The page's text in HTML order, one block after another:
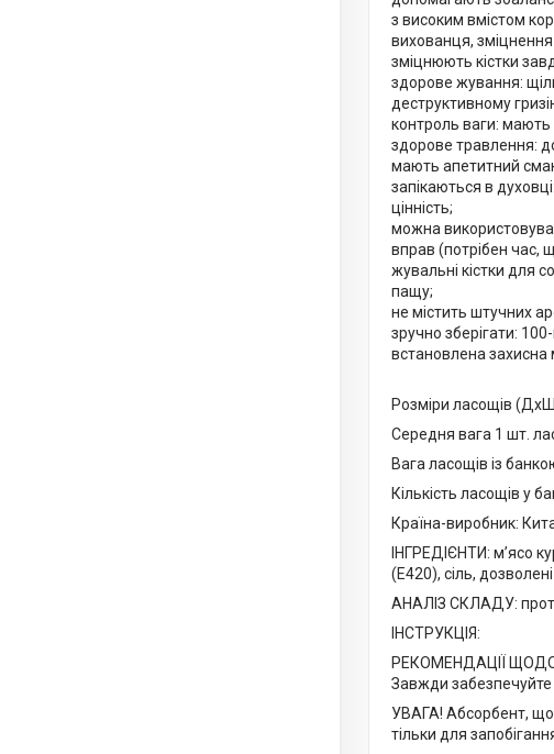
з високим вмістом
вихованця, зміцнення
зміцнюють кістки
здорове жування:
деструктивному
контроль ваги: мають
здорове травлення:
мають апетитний
запікаються в
цінність;
можна
вправ (потрібен час,
жувальні кістки для
пащу;
не містить штучних
зручно зберігати:
встановлена захисна
Розміри ласощів
Середня вага 1 шт.
Вага ласощів із
Кількість ласощів у
Країна-виробник:
ІНГРЕДІЄНТИ: м’ясо
(Е420), сіль,
АНАЛІЗ СКЛАДУ:
ІНСТРУКЦІЯ:
РЕКОМЕНДАЦІЇ ЩОДО
Завжди забезпечуйте
УВАГА! Абсорбент, що
тільки для